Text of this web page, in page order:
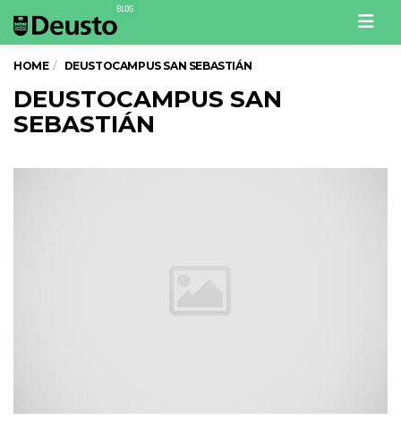
HOME DEUSTOCAMPUS SAN SEBASTIÁN
DEUSTOCAMPUS SAN
SEBASTIÁN